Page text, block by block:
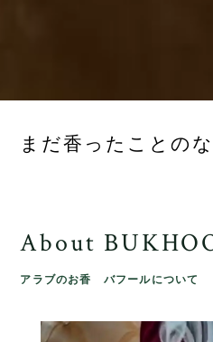
まだ香ったことの
About
アラブのお香 バフールについて